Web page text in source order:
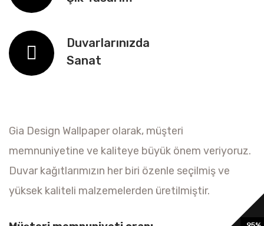
Duvarlarınızda
Sanat
Gia Design Wallpaper olarak, müşteri
memnuniyetine ve kaliteye büyük önem veriyoruz.
Duvar kağıtlarımızın her biri özenle seçilmiş ve
yüksek kaliteli malzemelerden üretilmiştir.